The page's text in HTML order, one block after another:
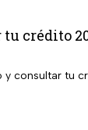
crédito
y consultar tu